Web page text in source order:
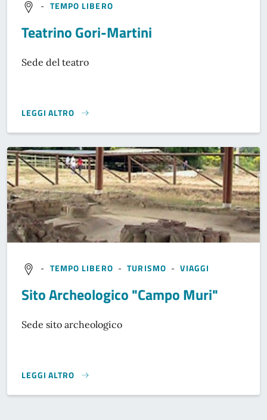
- TEMPO LIBERO
Teatrino Gori-Martini
Sede del teatro
LEGGI ALTRO
}
- TEMPO LIBERO -TURISMO -VIAGGI
Sito Archeologico "Campo Muri"
Sede sito archeologico
LEGGI ALTRO
}